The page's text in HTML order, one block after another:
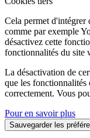
Cela permet d'intégrer
comme par exemple
désactivez cette
fonctionnalités du site
La désactivation de
que les fonctionnalités
correctement. Vous
Pour en savoir plus
Sauvegarder les